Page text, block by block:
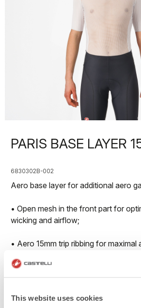
This website uses cookies
PARIS BASE LAYER
6830302B-002
Aero base layer for additional aero
• Open mesh in the front part for
wicking and airflow;
• Aero 15mm trip ribbing for maximal
• Available in long sleeve, shorts
200€/piece. Minimum order: 10 pieces.